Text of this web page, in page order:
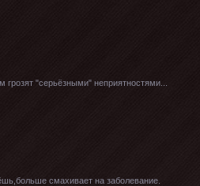
"серьёзными" неприятностями...
смахивает на заболевание.